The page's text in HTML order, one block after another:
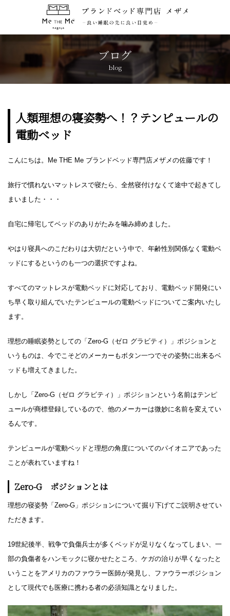
ブログ
blog
人類理想の寝姿勢へ！？テンピュールの
電動ベッド
こんにちは。Me THE Me ブランドベッド専門店メザメの佐藤です！
旅行で慣れないマットレスで寝たら、全然寝付けなくて途中で起きてし
まいました・・・
自宅に帰宅してベッドのありがたみを噛み締めました。
やはり寝具へのこだわりは大切だという中で、年齢性別関係なく電動ベ
ッドにするというのも一つの選択ですよね。
すべてのマットレスが電動ベッドに対応しており、電動ベッド開発にい
ち早く取り組んでいたテンピュールの電動ベッドについてご案内いたし
ます。
理想の睡眠姿勢としての「Zero-G（ゼロ グラビティ）」ポジションと
いうものは、今でこそどのメーカーもボタン一つでその姿勢に出来るベ
ッドも増えてきました。
しかし「Zero-G（ゼロ グラビティ）」ポジションという名前はテンピ
ュールが商標登録しているので、他のメーカーは微妙に名前を変えてい
るんです。
テンピュールが電動ベッドと理想の角度についてのパイオニアであった
ことが表れていますね！
Zero-G ポジションとは
理想の寝姿勢「Zero-G」ポジションについて掘り下げてご説明させてい
ただきます。
19世紀後半、戦争で負傷兵士が多くベッドが足りなくなってしまい、一
部の負傷者をハンモックに寝かせたところ、ケガの治りが早くなったと
いうことをアメリカのファウラー医師が発見し、ファウラーポジション
として現代でも医療に携わる者の必須知識となりました。
トップページ TOP
CONCEPT
アクセス
ブログ
おしらせ